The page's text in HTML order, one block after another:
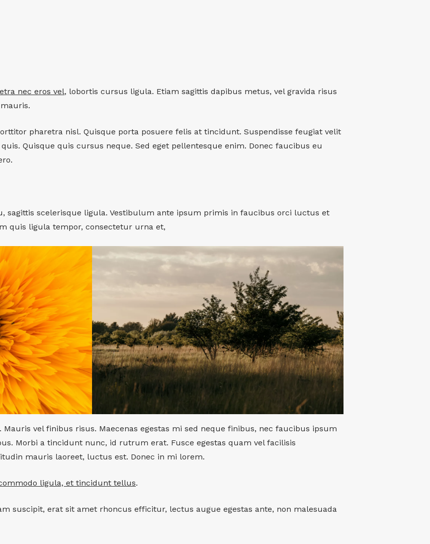
nec eros vel, lobortis cursus ligula. Etiam sagittis dapibus metus, vel gravida risus
pharetra nisl. Quisque porta posuere felis at tincidunt. Suspendisse feugiat velit
Quisque quis cursus neque. Sed eget pellentesque enim. Donec faucibus eu
sagittis scelerisque ligula. Vestibulum ante ipsum primis in faucibus orci luctus et
quis ligula tempor, consectetur urna et,
vel finibus risus. Maecenas egestas mi sed neque finibus, nec faucibus ipsum
Morbi a tincidunt nunc, id rutrum erat. Fusce egestas quam vel facilisis
mauris laoreet, luctus est. Donec in mi lorem.
ligula, et tincidunt tellus.
suscipit, erat sit amet rhoncus efficitur, lectus augue egestas ante, non malesuada